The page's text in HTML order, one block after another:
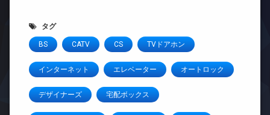
タグ
BS CATV CS TVドアホン
インターネット エレベーター オートロック
デザイナーズ 宅配ボックス